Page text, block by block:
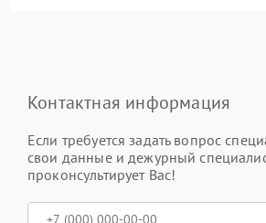
Контактная информация
Если требуется задать вопрос
свои данные и дежурный
проконсультирует Вас!